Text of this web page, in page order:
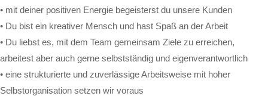
• mit deiner positiven Energie begeisterst du unsere Kunden
• Du bist ein kreativer Mensch und hast Spaß an der Arbeit
• Du liebst es, mit dem Team gemeinsam Ziele zu erreichen,
arbeitest aber auch gerne selbstständig und eigenverantwortlich
• eine strukturierte und zuverlässige Arbeitsweise mit hoher
Selbstorganisation setzen wir voraus